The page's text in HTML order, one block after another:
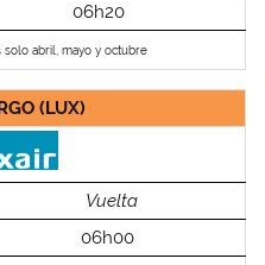
06h20
solo abril, mayo y octubre
(LUX)
Vuelta
06h00